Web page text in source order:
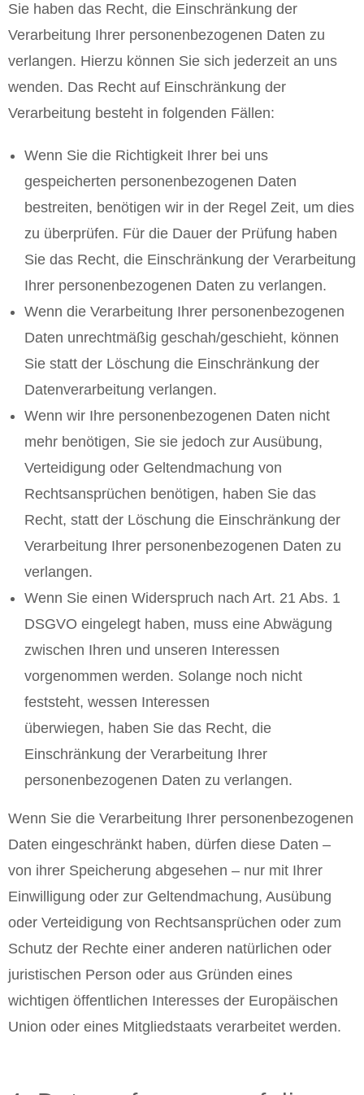
Sie haben das Recht, die Einschränkung der
Verarbeitung Ihrer personenbezogenen Daten zu
verlangen. Hierzu können Sie sich jederzeit an uns
wenden. Das Recht auf Einschränkung der
Verarbeitung besteht in folgenden Fällen:
Wenn Sie die Richtigkeit Ihrer bei uns
gespeicherten personenbezogenen Daten
bestreiten, benötigen wir in der Regel Zeit, um dies
zu überprüfen. Für die Dauer der Prüfung haben
Sie das Recht, die Einschränkung der Verarbeitung
Ihrer personenbezogenen Daten zu verlangen.
Wenn die Verarbeitung Ihrer personenbezogenen
Daten unrechtmäßig geschah/geschieht, können
Sie statt der Löschung die Einschränkung der
Datenverarbeitung verlangen.
Wenn wir Ihre personenbezogenen Daten nicht
mehr benötigen, Sie sie jedoch zur Ausübung,
Verteidigung oder Geltendmachung von
Rechtsansprüchen benötigen, haben Sie das
Recht, statt der Löschung die Einschränkung der
Verarbeitung Ihrer personenbezogenen Daten zu
verlangen.
Wenn Sie einen Widerspruch nach Art. 21 Abs. 1
DSGVO eingelegt haben, muss eine Abwägung
zwischen Ihren und unseren Interessen
vorgenommen werden. Solange noch nicht
feststeht, wessen Interessen
überwiegen, haben Sie das Recht, die
Einschränkung der Verarbeitung Ihrer
personenbezogenen Daten zu verlangen.
Wenn Sie die Verarbeitung Ihrer personenbezogenen
Daten eingeschränkt haben, dürfen diese Daten –
von ihrer Speicherung abgesehen – nur mit Ihrer
Einwilligung oder zur Geltendmachung, Ausübung
oder Verteidigung von Rechtsansprüchen oder zum
Schutz der Rechte einer anderen natürlichen oder
juristischen Person oder aus Gründen eines
wichtigen öffentlichen Interesses der Europäischen
Union oder eines Mitgliedstaats verarbeitet werden.